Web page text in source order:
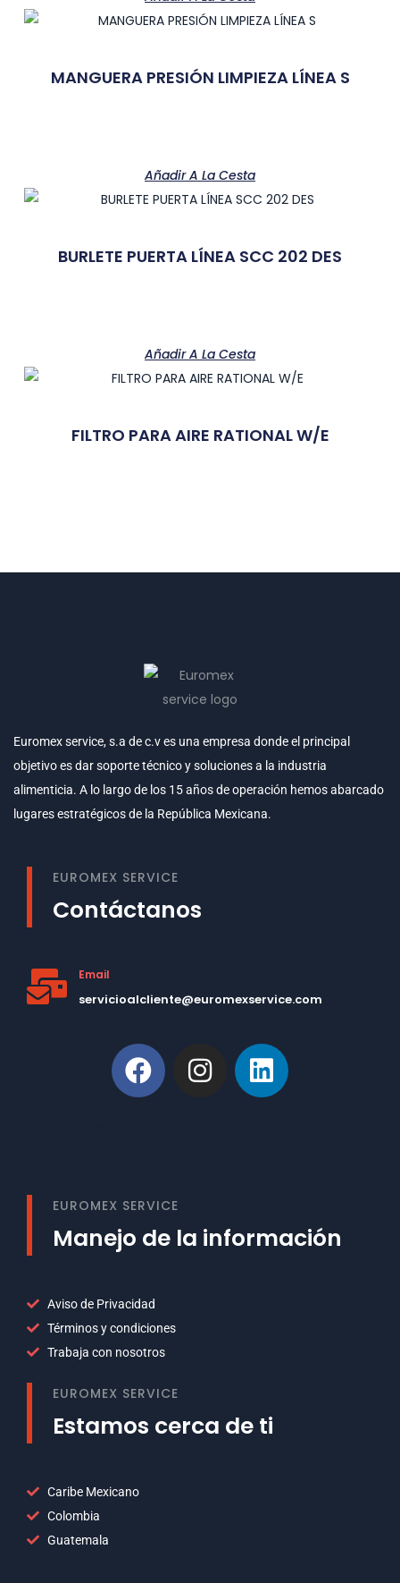
MANGUERA PRESIÓN LIMPIEZA LÍNEA S
Añadir A La Cesta
BURLETE PUERTA LÍNEA SCC 202 DES
Añadir A La Cesta
FILTRO PARA AIRE RATIONAL W/E
Euromex service, s.a de c.v es una empresa donde el principal
objetivo es dar soporte técnico y soluciones a la industria
alimenticia. A lo largo de los 15 años de operación hemos abarcado
lugares estratégicos de la República Mexicana.
EUROMEX SERVICE
Contáctanos
Email
servicioalcliente@euromexservice.com
EUROMEX SERVICE
Manejo de la información
Aviso de Privacidad
Términos y condiciones
Trabaja con nosotros
EUROMEX SERVICE
Estamos cerca de ti
Caribe Mexicano
Colombia
Guatemala